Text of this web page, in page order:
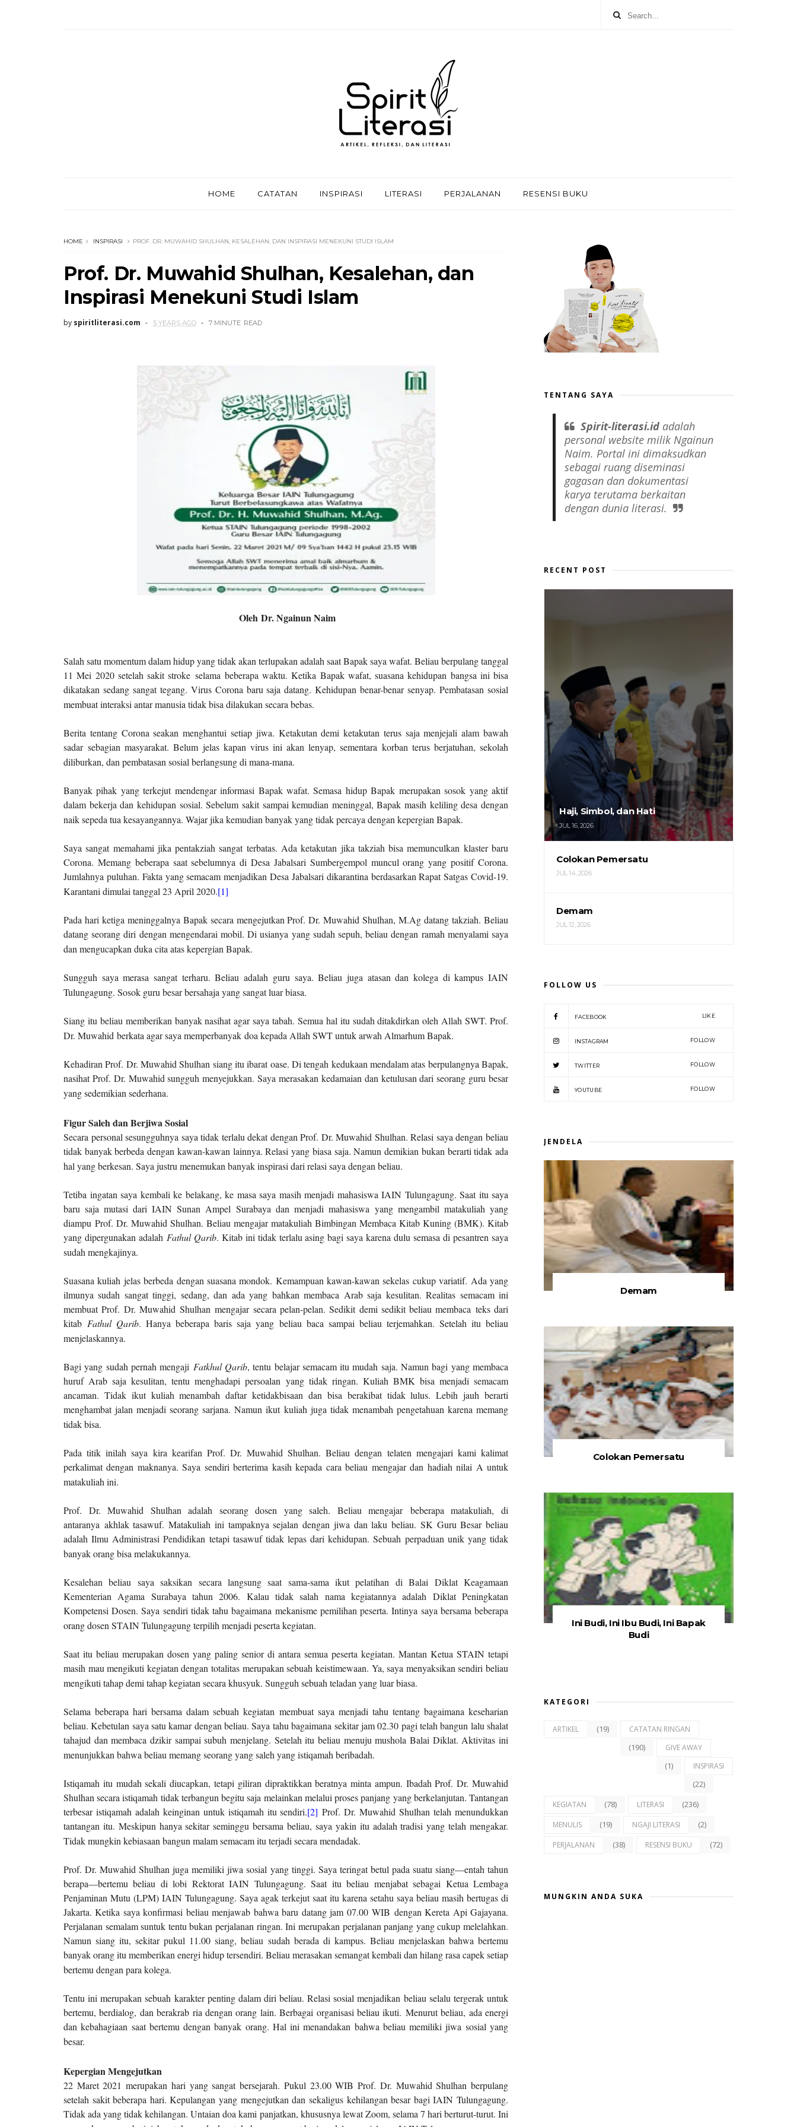
HOME CATATAN INSPIRASI LITERASI PERJALANAN RESENSI BUKU
HOME INSPIRASI PROF. DR. MUWAHID SHULHAN, KESALEHAN, DAN INSPIRASI MENEKUNI STUDI ISLAM
Prof. Dr. Muwahid Shulhan, Kesalehan, dan
Inspirasi Menekuni Studi Islam
by spiritliterasi.com 5 YEARS AGO 7 MINUTE READ
Oleh Dr. Ngainun Naim
Salah satu momentum dalam hidup yang tidak akan terlupakan adalah saat Bapak saya wafat. Beliau berpulang tanggal
11 Mei 2020 setelah sakit stroke selama beberapa waktu. Ketika Bapak wafat, suasana kehidupan bangsa ini bisa
dikatakan sedang sangat tegang. Virus Corona baru saja datang. Kehidupan benar-benar senyap. Pembatasan sosial
membuat interaksi antar manusia tidak bisa dilakukan secara bebas.
Berita tentang Corona seakan menghantui setiap jiwa. Ketakutan demi ketakutan terus saja menjejali alam bawah
sadarsebagian masyarakat. Belum jelas kapan virus ini akan lenyap, sementara korban terus berjatuhan, sekolah
diliburkan, dan pembatasan sosial berlangsung di mana-mana.
Banyak pihak yang terkejut mendengar informasi Bapak wafat. Semasa hidup Bapak merupakan sosok yang aktif
dalam bekerja dan kehidupan sosial. Sebelum sakit sampai kemudian meninggal, Bapak masih keliling desa dengan
naik sepeda tua kesayangannya. Wajar jika kemudian banyak yang tidak percaya dengan kepergian Bapak.
Saya sangat memahami jika pentakziah sangat terbatas. Ada ketakutan jika takziah bisa memunculkan klaster baru
Corona. Memang beberapa saat sebelumnya di Desa Jabalsari Sumbergempol muncul orang yang positif Corona.
Jumlahnya puluhan. Fakta yang semacam menjadikan Desa Jabalsari dikarantina berdasarkan Rapat Satgas Covid-19.
Karantani dimulai tanggal 23 April 2020.[1]
Pada hari ketiga meninggalnya Bapak secara mengejutkan Prof. Dr. Muwahid Shulhan, M.Ag datang takziah. Beliau
datang seorang diri dengan mengendarai mobil. Di usianya yang sudah sepuh, beliau dengan ramah menyalami saya
dan mengucapkan duka cita atas kepergian Bapak.
Sungguh saya merasa sangat terharu. Beliau adalah guru saya. Beliau juga atasan dan kolega di kampus IAIN
Tulungagung. Sosok guru besar bersahaja yang sangat luar biasa.
Siang itu beliau memberikan banyak nasihat agar saya tabah. Semua hal itu sudah ditakdirkan oleh Allah SWT. Prof.
Dr. Muwahid berkata agar saya memperbanyak doa kepada Allah SWT untuk arwah Almarhum Bapak.
Kehadiran Prof. Dr. Muwahid Shulhan siang itu ibarat oase. Di tengah kedukaan mendalam atas berpulangnya Bapak,
nasihat Prof. Dr. Muwahid sungguh menyejukkan. Saya merasakan kedamaian dan ketulusan dari seorang guru besar
yang sedemikian sederhana.
Figur Saleh dan Berjiwa Sosial
Secara personal sesungguhnya saya tidak terlalu dekat dengan Prof. Dr. Muwahid Shulhan. Relasi saya dengan beliau
tidak banyak berbeda dengan kawan-kawan lainnya. Relasi yang biasa saja. Namun demikian bukan berarti tidak ada
hal yang berkesan. Saya justru menemukan banyak inspirasi dari relasi saya dengan beliau.
Tetiba ingatan saya kembali ke belakang, ke masa saya masih menjadi mahasiswa IAIN Tulungagung. Saat itu saya
baru saja mutasi dari IAIN Sunan Ampel Surabaya dan menjadi mahasiswa yang mengambil matakuliah yang
diampu Prof. Dr. Muwahid Shulhan. Beliau mengajar matakuliah Bimbingan Membaca Kitab Kuning (BMK). Kitab
yang dipergunakan adalah Fathul Qarib. Kitab ini tidak terlalu asing bagi saya karena dulu semasa di pesantren saya
sudah mengkajinya.
Suasana kuliah jelas berbeda dengan suasana mondok. Kemampuan kawan-kawan sekelas cukup variatif. Ada yang
ilmunya sudah sangat tinggi, sedang, dan ada yang bahkan membaca Arab saja kesulitan. Realitas semacam ini
membuat Prof. Dr. MuwahidShulhanmengajar secara pelan-pelan. Sedikit demi sedikit beliau membaca teks dari
kitab Fathul Qarib. Hanya beberapa baris saja yang beliau baca sampai beliau terjemahkan. Setelah itu beliau
menjelaskannya.
Bagi yang sudah pernah mengaji Fatkhul Qarib, tentu belajar semacam itu mudah saja. Namun bagi yang membaca
huruf Arab saja kesulitan, tentu menghadapi persoalan yang tidak ringan. Kuliah BMK bisa menjadi semacam
ancaman. Tidak ikut kuliah menambah daftar ketidakbisaan dan bisa berakibat tidak lulus. Lebih jauh berarti
menghambat jalan menjadi seorang sarjana. Namun ikut kuliah juga tidak menambah pengetahuan karena memang
tidak bisa.
Pada titik inilah saya kira kearifan Prof. Dr. Muwahid Shulhan. Beliau dengan telaten mengajari kami kalimat
perkalimat dengan maknanya. Saya sendiri berterima kasih kepada cara beliau mengajar dan hadiah nilai A untuk
matakuliah ini.
Prof. Dr. Muwahid Shulhan adalah seorang dosen yang saleh. Beliau mengajar beberapa matakuliah, di
antaranya akhlak tasawuf. Matakuliah ini tampaknya sejalan dengan jiwa dan laku beliau. SK Guru Besar beliau
adalah Ilmu Administrasi Pendidikan tetapi tasawuf tidak lepas dari kehidupan. Sebuah perpaduan unik yang tidak
banyak orang bisa melakukannya.
Kesalehan beliau saya saksikan secara langsung saat sama-sama ikut pelatihan di Balai Diklat Keagamaan
Kementerian Agama Surabaya tahun 2006. Kalau tidak salah nama kegiatannya adalah Diklat Peningkatan
Kompetensi Dosen. Saya sendiri tidak tahu bagaimana mekanisme pemilihan peserta. Intinya saya bersama beberapa
orang dosen STAIN Tulungagung terpilih menjadi peserta kegiatan.
Saat itu beliau merupakan dosen yang paling senior di antara semua peserta kegiatan. Mantan Ketua STAIN tetapi
masih mau mengikuti kegiatan dengan totalitas merupakan sebuah keistimewaan. Ya, saya menyaksikan sendiri beliau
mengikuti tahap demi tahap kegiatan secara khusyuk. Sungguh sebuah teladan yang luar biasa.
Selama beberapa hari bersama dalam sebuah kegiatan membuat saya menjadi tahu tentang bagaimana keseharian
beliau. Kebetulan saya satu kamar dengan beliau. Saya tahu bagaimana sekitar jam 02.30 pagi telah bangun lalu shalat
tahajud dan membaca dzikir sampai subuh menjelang. Setelah itu beliau menuju mushola Balai Diklat. Aktivitas ini
menunjukkan bahwa beliau memang seorang yang saleh yang istiqamah beribadah.
Istiqamah itu mudah sekali diucapkan, tetapi giliran dipraktikkan beratnya minta ampun. Ibadah Prof. Dr. Muwahid
Shulhan secara istiqamah tidak terbangun begitu saja melainkan melalui proses panjang yang berkelanjutan. Tantangan
terbesar istiqamah adalah keinginan untuk istiqamah itu sendiri.[2] Prof. Dr. Muwahid Shulhan telah menundukkan
tantangan itu. Meskipun hanya sekitar seminggu bersama beliau, saya yakin itu adalah tradisi yang telah mengakar.
Tidak mungkin kebiasaan bangun malam semacam itu terjadi secara mendadak.
Prof. Dr. Muwahid Shulhan juga memiliki jiwa sosial yang tinggi. Saya teringat betul pada suatu siang—entah tahun
berapa—bertemu beliau di lobi Rektorat IAIN Tulungagung. Saat itu beliau menjabat sebagai Ketua Lembaga
Penjaminan Mutu (LPM) IAIN Tulungagung. Saya agak terkejut saat itu karena setahu saya beliau masih bertugas di
Jakarta. Ketika saya konfirmasi beliau menjawab bahwa baru datang jam 07.00WIB dengan Kereta Api Gajayana.
Perjalanan semalam suntuk tentu bukan perjalanan ringan. Ini merupakan perjalanan panjang yang cukup melelahkan.
Namun siang itu, sekitar pukul 11.00 siang, beliau sudah berada di kampus. Beliau menjelaskan bahwa bertemu
banyak orang itu memberikan energi hidup tersendiri. Beliau merasakan semangat kembali dan hilang rasa capek setiap
bertemu dengan para kolega.
Tentu ini merupakan sebuah karakter penting dalam diri beliau. Relasi sosial menjadikan beliau selalu tergerak untuk
bertemu, berdialog, dan berakrab ria dengan orang lain. Berbagai organisasi beliau ikuti. Menurut beliau, ada energi
dan kebahagiaan saat bertemu dengan banyak orang. Hal ini menandakan bahwa beliau memiliki jiwa sosial yang
besar.
Kepergian Mengejutkan
22 Maret 2021 merupakan hari yang sangat bersejarah. Pukul 23.00 WIB Prof. Dr. Muwahid Shulhan berpulang
setelah sakit beberapa hari. Kepulangan yang mengejutkan dan sekaligus kehilangan besar bagi IAIN Tulungagung.
Tidak ada yang tidak kehilangan. Untaian doa kami panjatkan, khususnya lewat Zoom, selama 7 hari berturut-turut. Ini
TENTANG SAYA
Spirit-literasi.id adalah
personal website milik Ngainun
Naim. Portal ini dimaksudkan
sebagai ruang diseminasi
gagasan dan dokumentasi
karya terutama berkaitan
dengan dunia literasi.
RECENT POST
Haji, Simbol, dan Hati
JUL 16, 2026
Colokan Pemersatu
JUL 14, 2026
Demam
JUL 12, 2026
FOLLOW US
FACEBOOK LIKE
INSTAGRAM FOLLOW
TWITTER FOLLOW
YOUTUBE FOLLOW
JENDELA
Demam
Colokan Pemersatu
Ini Budi, Ini Ibu Budi, Ini Bapak
Budi
KATEGORI
ARTIKEL (19) CATATAN RINGAN
(190) GIVE AWAY
(1) INSPIRASI
(22)
KEGIATAN (78) LITERASI (236)
MENULIS (19) NGAJI LITERASI (2)
PERJALANAN (38) RESENSI BUKU (72)
MUNGKIN ANDA SUKA